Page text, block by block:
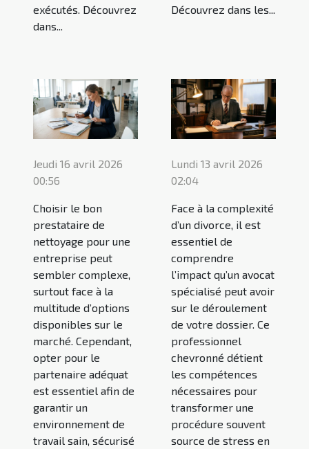
exécutés. Découvrez
dans...
Découvrez dans les...
Jeudi 16 avril 2026
00:56
Choisir le bon
prestataire de
nettoyage pour une
entreprise peut
sembler complexe,
surtout face à la
multitude d’options
disponibles sur le
marché. Cependant,
opter pour le
partenaire adéquat
est essentiel afin de
garantir un
environnement de
travail sain, sécurisé
Lundi 13 avril 2026
02:04
Face à la complexité
d’un divorce, il est
essentiel de
comprendre
l’impact qu’un avocat
spécialisé peut avoir
sur le déroulement
de votre dossier. Ce
professionnel
chevronné détient
les compétences
nécessaires pour
transformer une
procédure souvent
source de stress en